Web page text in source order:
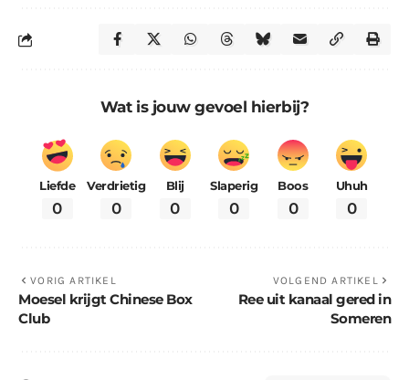
Wat is jouw gevoel hierbij?
Liefde
0
Verdrietig
0
Blij
0
Slaperig
0
Boos
0
Uhuh
0
VORIG ARTIKEL
Moesel krijgt Chinese Box
Club
VOLGEND ARTIKEL
Ree uit kanaal gered in
Someren